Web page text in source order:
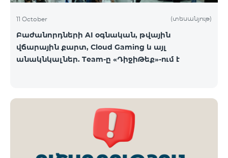
11 October (տեսանյութ)
Բաժանորդների AI օգնական, թվային
վճարային քարտ, Cloud Gaming և այլ
անակնկալներ. Team-ը «ԴիջիԹեք»-ում է